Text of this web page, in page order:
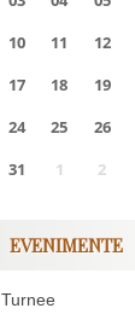
10
11 12
17
18 19
24
25 26
31
1 2
EVENIMENTE
Turnee